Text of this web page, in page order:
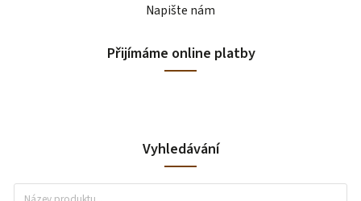
Napište nám
Přijímáme online platby
Vyhledávání